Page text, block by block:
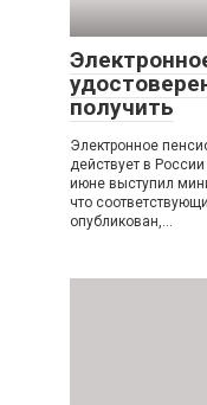
получить
Электронное
действует в
июне выступил
что
опубликован,…